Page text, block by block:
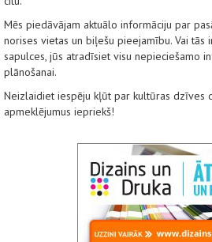
Mēs piedāvājam aktuālo informāciju par
norises vietas un biļešu pieejamību. Vai
sapulces, jūs atradīsiet visu nepieciešamo
plānošanai.
Neizlaidiet iespēju kļūt par kultūras dzīves
apmeklējumus iepriekš!